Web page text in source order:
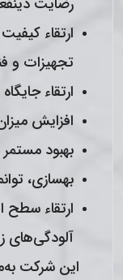
ارتقاء
تجهیزات و
ارتقاء
افزایش
بهبود مستمر
بهسازی،
ارتقاء سطح
این شرکت